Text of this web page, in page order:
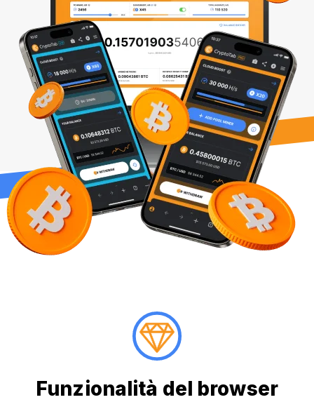
Funzionalità del browser